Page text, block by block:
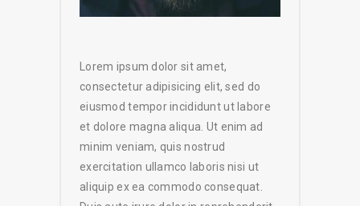
Lorem ipsum dolor sit amet,
consectetur adipisicing elit, sed do
eiusmod tempor incididunt ut labore
et dolore magna aliqua. Ut enim ad
minim veniam, quis nostrud
exercitation ullamco laboris nisi ut
aliquip ex ea commodo consequat.